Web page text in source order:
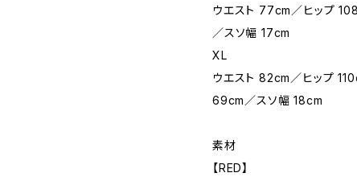
ウエスト 77cm／ヒップ
／スソ幅 17cm
XL
ウエスト 82cm／ヒップ
69cm／スソ幅 18cm
素材
【RED】